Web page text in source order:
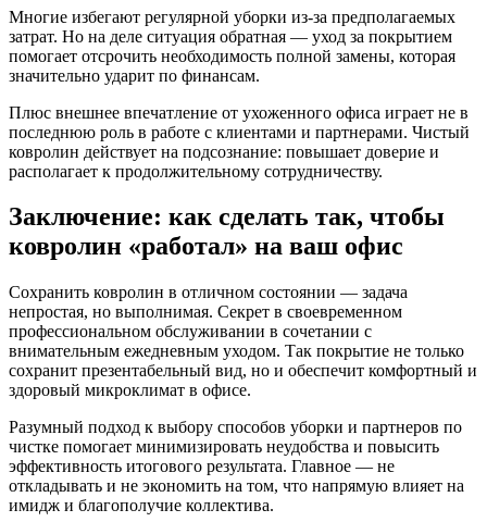
Многие избегают регулярной уборки из-за предполагаемых
затрат. Но на деле ситуация обратная — уход за покрытием
помогает отсрочить необходимость полной замены, которая
значительно ударит по финансам.
Плюс внешнее впечатление от ухоженного офиса играет не в
последнюю роль в работе с клиентами и партнерами. Чистый
ковролин действует на подсознание: повышает доверие и
располагает к продолжительному сотрудничеству.
Заключение: как сделать так, чтобы
ковролин «работал» на ваш офис
Сохранить ковролин в отличном состоянии — задача
непростая, но выполнимая. Секрет в своевременном
профессиональном обслуживании в сочетании с
внимательным ежедневным уходом. Так покрытие не только
сохранит презентабельный вид, но и обеспечит комфортный и
здоровый микроклимат в офисе.
Разумный подход к выбору способов уборки и партнеров по
чистке помогает минимизировать неудобства и повысить
эффективность итогового результата. Главное — не
откладывать и не экономить на том, что напрямую влияет на
имидж и благополучие коллектива.